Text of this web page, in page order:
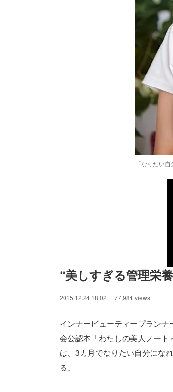
「なりたい
“美しすぎる管理栄
2015.12.24 18:02 77,984 views
インナービューティープランナ
会公認本「わたしの美人ノー
は、3カ月でなりたい自分にな
る。